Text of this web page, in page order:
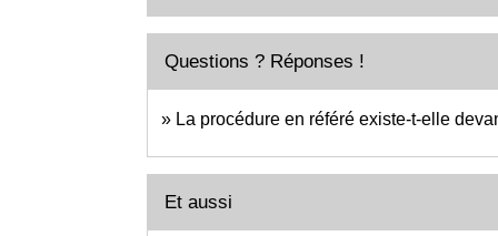
Questions ? Réponses !
La procédure en référé existe-t-elle
Et aussi